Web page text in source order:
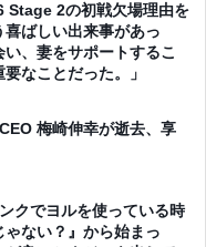
Stage 2の初戦欠場理由を
ばしい出来事があっ
、妻をサポートするこ
なことだった。」
梅崎伸幸が逝去、享
クでヨルを使っている時
ない？』から始まっ